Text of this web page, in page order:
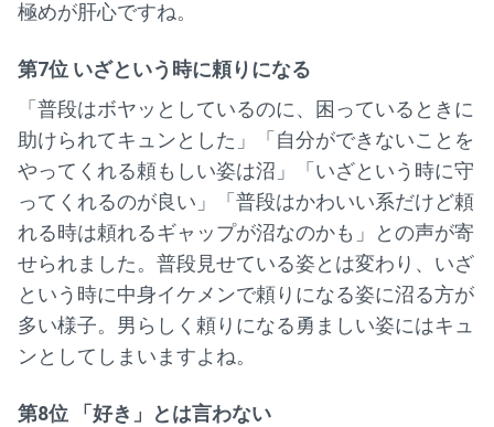
極めが肝心ですね。
第7位 いざという時に頼りになる
「普段はボヤッとしているのに、困っているときに
助けられてキュンとした」「自分ができないことを
やってくれる頼もしい姿は沼」「いざという時に守
ってくれるのが良い」「普段はかわいい系だけど頼
れる時は頼れるギャップが沼なのかも」との声が寄
せられました。普段見せている姿とは変わり、いざ
という時に中身イケメンで頼りになる姿に沼る方が
多い様子。男らしく頼りになる勇ましい姿にはキュ
ンとしてしまいますよね。
第8位 「好き」とは言わない